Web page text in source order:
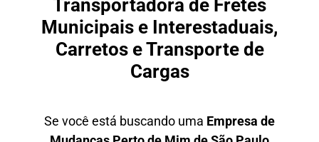
Transportadora de Fretes
Municipais e Interestaduais,
Carretos e Transporte de
Cargas
Se você está buscando uma Empresa de